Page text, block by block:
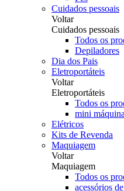
Cuidados pessoais
Voltar
Cuidados pessoais
Todos os
Depiladores
Dia dos Pais
Eletroportáteis
Voltar
Eletroportáteis
Todos os
mini
Elétricos
Kits de Revenda
Maquiagem
Voltar
Maquiagem
Todos os
acessórios